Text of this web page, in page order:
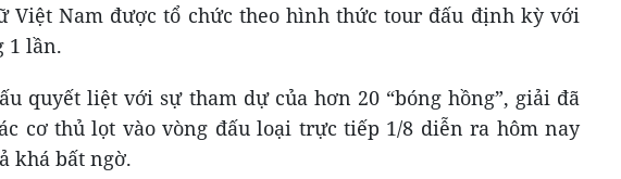
Việt Nam được tổ chức theo hình thức tour đấu định kỳ với
1 lần.
quyết liệt với sự tham dự của hơn 20 “bóng hồng”, giải đã
cơ thủ lọt vào vòng đấu loại trực tiếp 1/8 diễn ra hôm nay
khá bất ngờ.